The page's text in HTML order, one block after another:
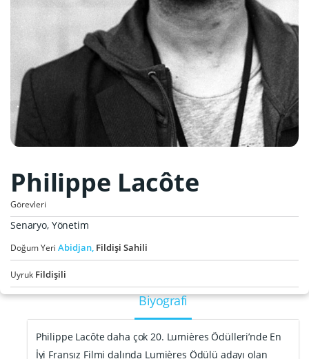
Philippe Lacôte
Görevleri
Senaryo, Yönetim
Doğum Yeri Abidjan, Fildişi Sahili
Uyruk Fildişili
Biyografi
Philippe Lacôte daha çok 20. Lumières Ödülleri’nde En
İyi Fransız Filmi dalında Lumières Ödülü adayı olan